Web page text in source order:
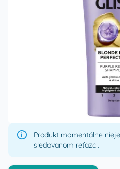
Produkt momentálne
sledovanom reťazci.